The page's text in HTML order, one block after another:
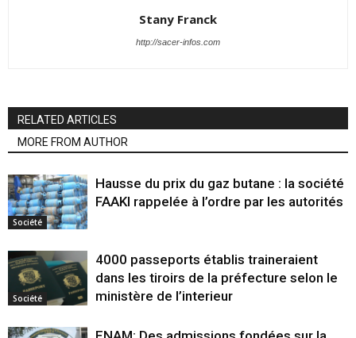
Stany Franck
http://sacer-infos.com
RELATED ARTICLES
MORE FROM AUTHOR
Société
Hausse du prix du gaz butane : la société
FAAKI rappelée à l’ordre par les autorités
Société
4000 passeports établis traineraient
dans les tiroirs de la préfecture selon le
ministère de l’interieur